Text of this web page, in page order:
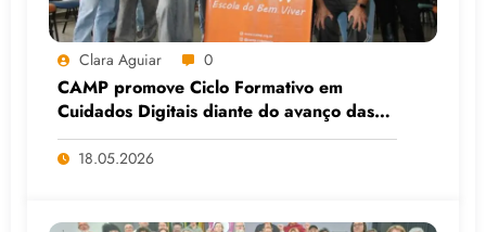
Clara Aguiar 0
CAMP promove Ciclo Formativo em
Cuidados Digitais diante do avanço das
Big Techs e da IA
18.05.2026